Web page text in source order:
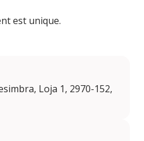
est unique.
Loja 1, 2970-152,